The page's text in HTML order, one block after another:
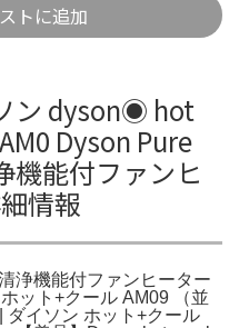
トに追加
ン dyson◉ hot
Dyson Pure
機能付ファンヒ
情報
浄機能付ファンヒーター
ット+クール AM09 （並
ダイソン ホット+クール